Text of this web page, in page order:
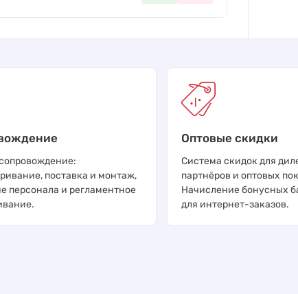
поставка и монтаж,
персонала и регламентное
Оптовые скидки
Система скидок для
партнёров и оптовых
Начисление бонусных
для интернет-заказов.